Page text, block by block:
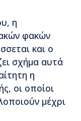
η
φακών
και ο
σχήμα αυτά
η
οι οποίοι
μέχρι